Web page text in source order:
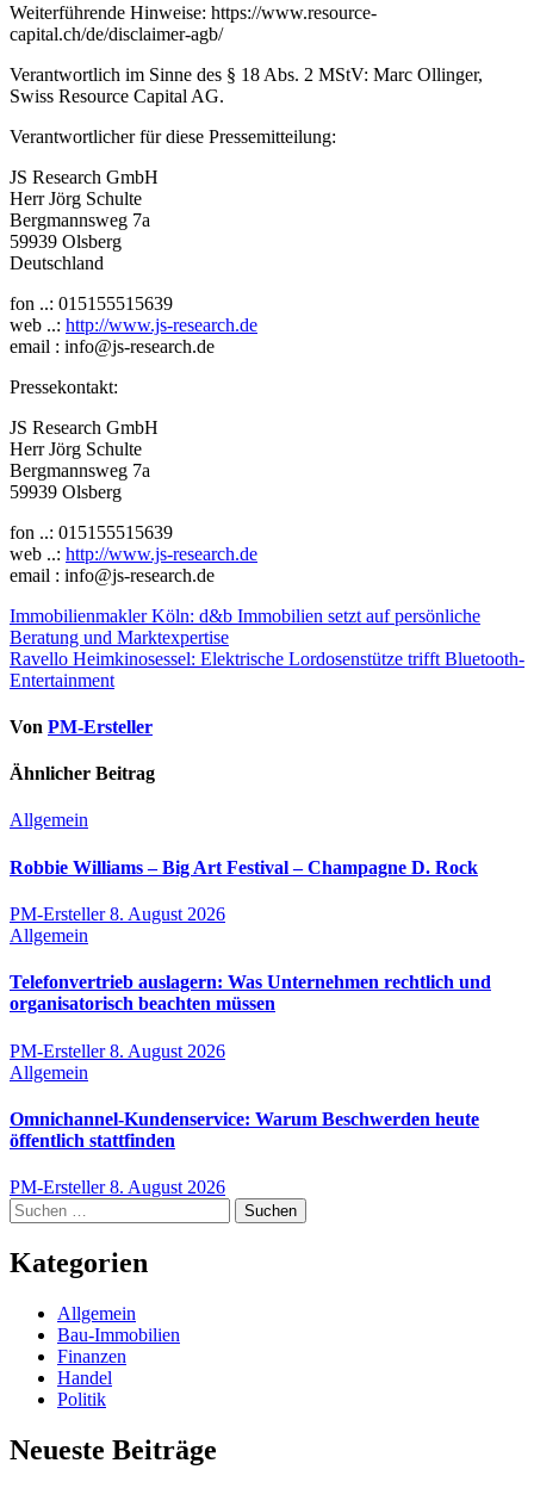
Weiterführende Hinweise: https://www.resource-
capital.ch/de/disclaimer-agb/
Verantwortlich im Sinne des § 18 Abs. 2 MStV: Marc Ollinger,
Swiss Resource Capital AG.
Verantwortlicher für diese Pressemitteilung:
JS Research GmbH
Herr Jörg Schulte
Bergmannsweg 7a
59939 Olsberg
Deutschland
fon ..: 015155515639
web ..: http://www.js-research.de
email : info@js-research.de
Pressekontakt:
JS Research GmbH
Herr Jörg Schulte
Bergmannsweg 7a
59939 Olsberg
fon ..: 015155515639
web ..: http://www.js-research.de
email : info@js-research.de
Beitragsnavigation
Immobilienmakler Köln: d&b Immobilien setzt auf persönliche
Beratung und Marktexpertise
Ravello Heimkinosessel: Elektrische Lordosenstütze trifft Bluetooth-
Entertainment
Von PM-Ersteller
Ähnlicher Beitrag
Allgemein
Robbie Williams – Big Art Festival – Champagne D. Rock
PM-Ersteller8. August 2026
Allgemein
Telefonvertrieb auslagern: Was Unternehmen rechtlich und
organisatorisch beachten müssen
PM-Ersteller8. August 2026
Allgemein
Omnichannel-Kundenservice: Warum Beschwerden heute
öffentlich stattfinden
PM-Ersteller8. August 2026
Suchen
nach:
Kategorien
Allgemein
Bau-Immobilien
Finanzen
Handel
Politik
Neueste Beiträge